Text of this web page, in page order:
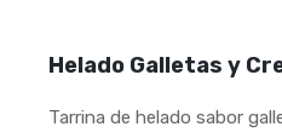
Helado Galletas y
Tarrina de helado sabor